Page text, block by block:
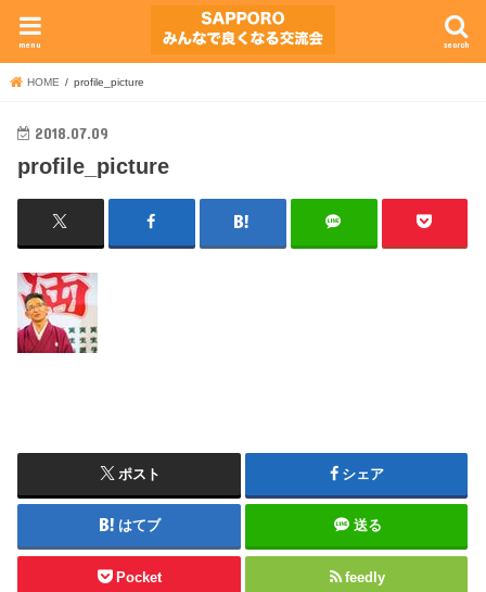
search
menu
HOME profile_picture
2018.07.09
profile_picture
ポスト シェア
はてブ 送る
Pocket feedly